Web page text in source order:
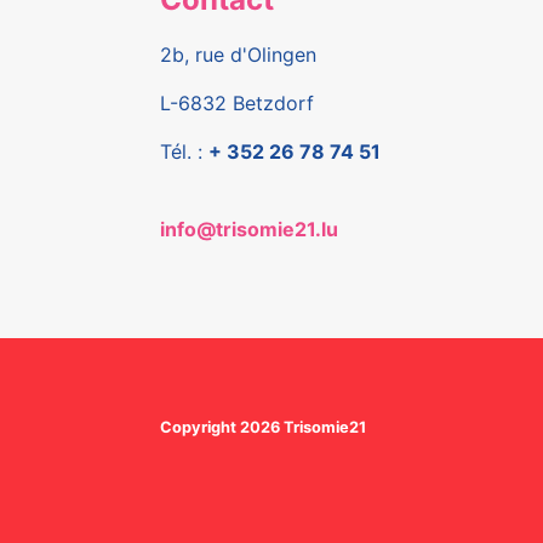
2b, rue d'Olingen
L-6832 Betzdorf
Tél. : + 352 26 78 74 51
info@trisomie21.lu
Copyright 2026 Trisomie21